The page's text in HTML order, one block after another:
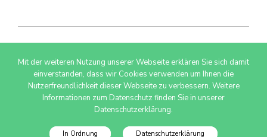
© 2026 AdSimple GmbH
Mit der weiteren Nutzung unserer Webseite erklären Sie sich damit
einverstanden, dass wir Cookies verwenden um Ihnen die
Nutzerfreundlichkeit dieser Webseite zu verbessern. Weitere
Informationen zum Datenschutz finden Sie in unserer
Datenschutzerklärung.
In Ordnung Datenschutzerklärung